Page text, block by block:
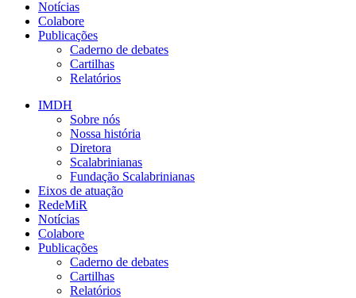
Notícias​
Colabore
Publicações
Caderno de debates
Cartilhas
Relatórios
IMDH
Sobre nós
Nossa história
Diretora
Scalabrinianas​
Fundação Scalabrinianas​
Eixos de atuação
RedeMiR
Notícias​
Colabore
Publicações
Caderno de debates
Cartilhas
Relatórios